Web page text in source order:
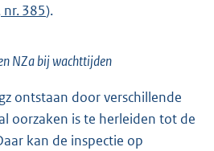
385).
NZa bij wachttijden
ontstaan door verschillende
oorzaken is te herleiden tot de
kan de inspectie op